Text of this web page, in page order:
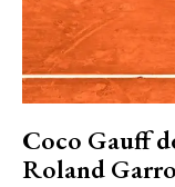
Coco Gauff
Roland